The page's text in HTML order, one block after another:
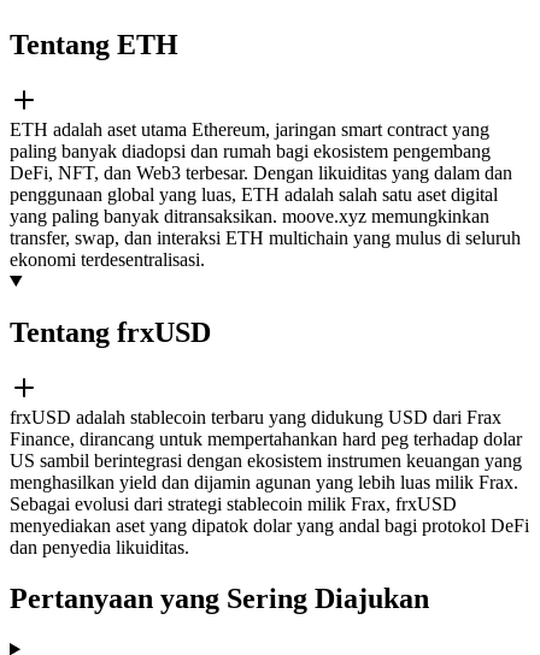
Tentang ETH
ETH adalah aset utama Ethereum, jaringan smart contract yang
paling banyak diadopsi dan rumah bagi ekosistem pengembang
DeFi, NFT, dan Web3 terbesar. Dengan likuiditas yang dalam dan
penggunaan global yang luas, ETH adalah salah satu aset digital
yang paling banyak ditransaksikan. moove.xyz memungkinkan
transfer, swap, dan interaksi ETH multichain yang mulus di seluruh
ekonomi terdesentralisasi.
Tentang frxUSD
frxUSD adalah stablecoin terbaru yang didukung USD dari Frax
Finance, dirancang untuk mempertahankan hard peg terhadap dolar
US sambil berintegrasi dengan ekosistem instrumen keuangan yang
menghasilkan yield dan dijamin agunan yang lebih luas milik Frax.
Sebagai evolusi dari strategi stablecoin milik Frax, frxUSD
menyediakan aset yang dipatok dolar yang andal bagi protokol DeFi
dan penyedia likuiditas.
Pertanyaan yang Sering Diajukan